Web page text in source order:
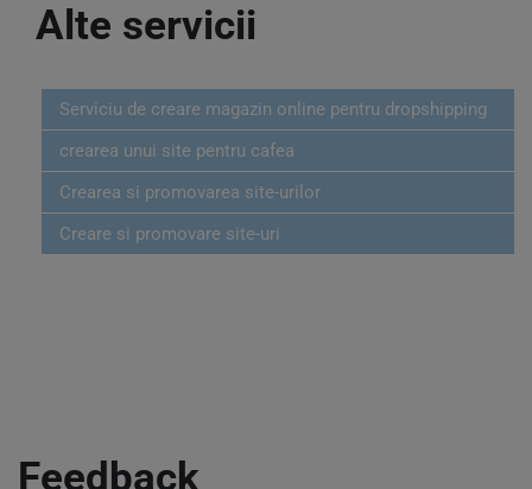
Alte servicii
Serviciu de creare magazin online pentru dropshipping
crearea unui site pentru cafea
Crearea si promovarea site-urilor
Creare si promovare site-uri
Feedback